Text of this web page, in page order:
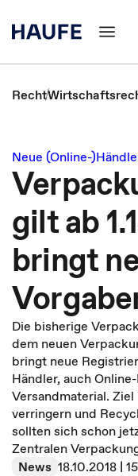
Recht
Neue (Online-
gilt ab
bringt
Die bisherige
dem neuen
bringt neue
Händler, auch
Versandmaterial.
verringern und
sollten sich schon
Zentralen
News 18.10.2018 |